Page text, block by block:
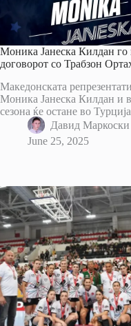
Моника Јанеска Килдан
договорот со Трабзон
Македонската
Моника Јанеска Килдан и
сезона ќе остане во
Давид Маркоски
June 25, 2025